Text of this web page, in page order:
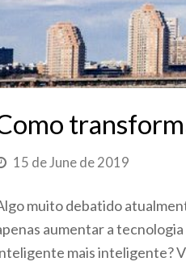
15 de June de 2019
muito debatido
aumentar a
mais inteligente?